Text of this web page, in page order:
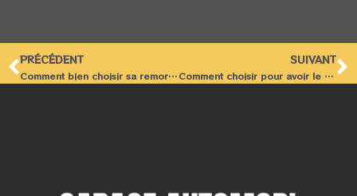
PRÉCÉDENT
Comment bien choisir sa remorque ?
SUIVANT
Comment choisir pour avoir le meilleur GPS